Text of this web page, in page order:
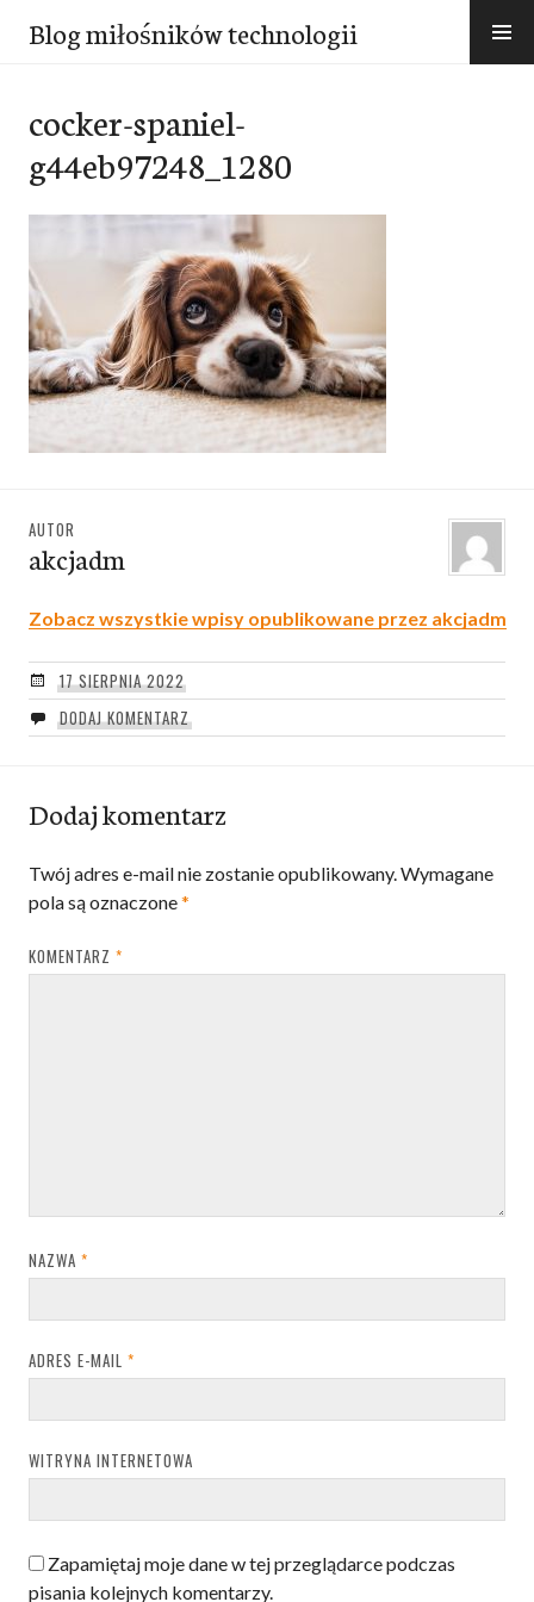
Blog miłośników technologii
cocker-spaniel-
g44eb97248_1280
AUTOR
akcjadm
Zobacz wszystkie wpisy opublikowane przez akcjadm
17 SIERPNIA 2022
DODAJ KOMENTARZ
Dodaj komentarz
Twój adres e-mail nie zostanie opublikowany.Wymagane
pola są oznaczone*
KOMENTARZ *
NAZWA *
ADRES E-MAIL *
WITRYNA INTERNETOWA
Zapamiętaj moje dane w tej przeglądarce podczas
pisania kolejnych komentarzy.